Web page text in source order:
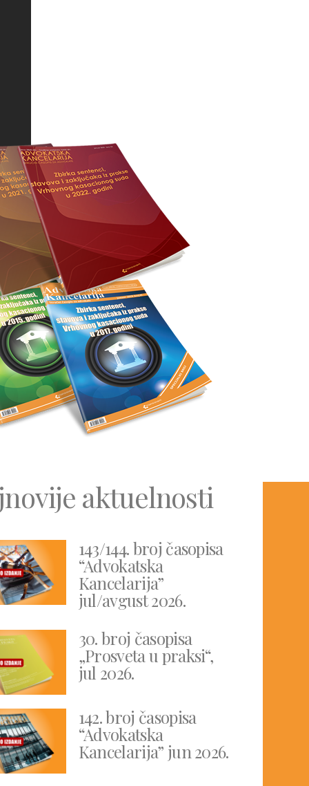
aktuelnosti
143/144. broj časopisa
“Advokatska
Kancelarija”
jul/avgust 2026.
30. broj časopisa
„Prosveta u praksi“,
jul 2026.
142. broj časopisa
“Advokatska
Kancelarija” jun 2026.